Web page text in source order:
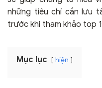
những tiêu chí cần lưu
trước khi tham khảo top
Mục lục hiện